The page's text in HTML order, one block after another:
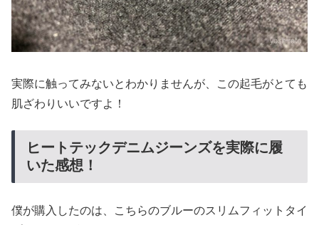
実際に触ってみないとわかりませんが、この起毛がとても
肌ざわりいいですよ！
ヒートテックデニムジーンズを実際に履
いた感想！
僕が購入したのは、こちらのブルーのスリムフィットタイ